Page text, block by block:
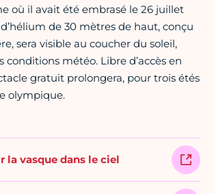
où il avait été embrasé le 26 juillet
de 30 mètres de haut, conçu
sera visible au coucher du soleil,
conditions météo. Libre d’accès en
gratuit prolongera, pour trois étés
olympique.
la vasque dans le ciel